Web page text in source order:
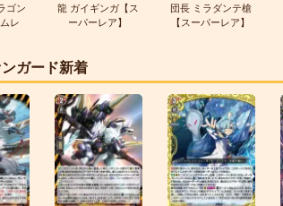
ゴン
レ
龍 ガイギンガ【ス
ーパーレア】
団長 ミラダンテ槍
【スーパーレア】
ンガード新着